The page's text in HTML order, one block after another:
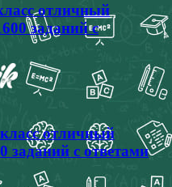
отличный
заданий с
отличный
заданий с ответами